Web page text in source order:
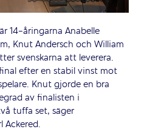
14-åringarna Anabelle
Knut Andersch och William
svenskarna att leverera.
efter en stabil vinst mot
Knut gjorde en bra
av finalisten i
tuffa set, säger
Ackered.